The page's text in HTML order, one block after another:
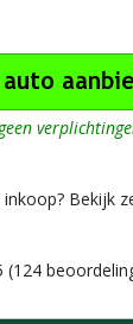
Bekijk
(124